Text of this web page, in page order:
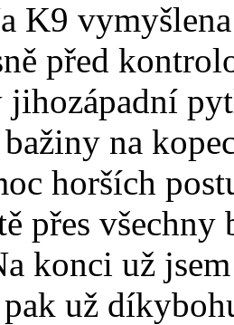
K9
před
jihozápadní
na
horších
přes
konci už
už